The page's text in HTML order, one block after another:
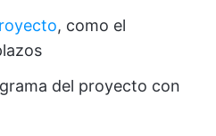
, como el
del proyecto con